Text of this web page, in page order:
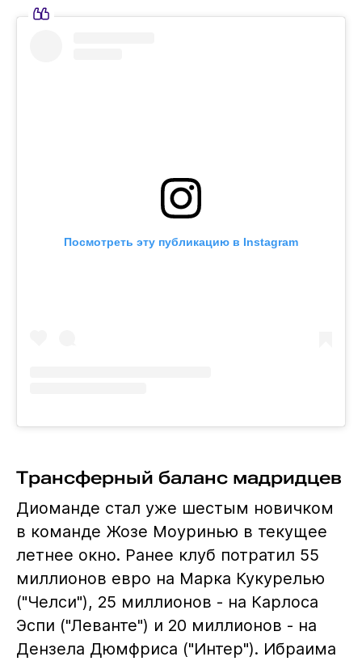
Посмотреть эту публикацию в Instagram
Трансферный баланс мадридцев
Диоманде стал уже шестым новичком
в команде Жозе Моуринью в текущее
летнее окно. Ранее клуб потратил 55
миллионов евро на Марка Кукурелью
("Челси"), 25 миллионов - на Карлоса
Эспи ("Леванте") и 20 миллионов - на
Дензела Дюмфриса ("Интер"). Ибраима